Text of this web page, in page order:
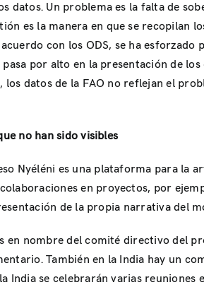
Un problema es la falta de
es la manera en que se recopilan
con los ODS, se ha
por alto en la presentación de
datos de la FAO no reflejan el
no han sido visibles
Nyéléni es una plataforma para la
en proyectos, por
de la propia narrativa del
en nombre del comité directivo del
También en la India hay un
India se celebrarán varias reuniones